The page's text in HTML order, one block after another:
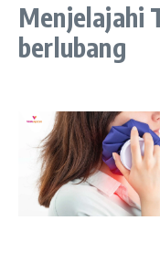
Menjelajahi
berlubang